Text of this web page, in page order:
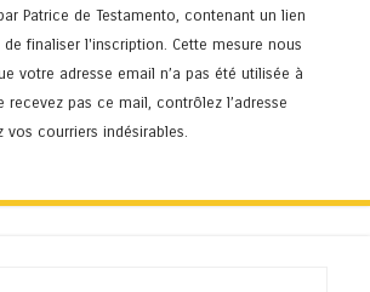
Patrice de Testamento, contenant un lien
finaliser l'inscription. Cette mesure nous
votre adresse email n’a pas été utilisée à
recevez pas ce mail, contrôlez l’adresse
vos courriers indésirables.